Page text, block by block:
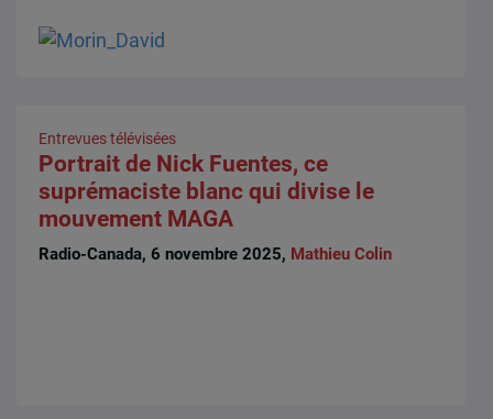
Entrevues télévisées
Portrait de Nick Fuentes, ce
suprémaciste blanc qui divise le
mouvement MAGA
Radio-Canada, 6 novembre 2025, Mathieu Colin